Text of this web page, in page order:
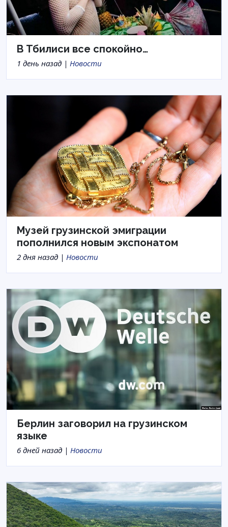
В Тбилиси все спокойно…
1 день назад | Новости
Музей грузинской эмиграции
пополнился новым экспонатом
2 дня назад | Новости
Берлин заговорил на грузинском
языке
6 дней назад | Новости